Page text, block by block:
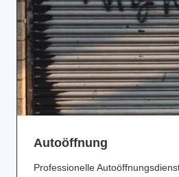
Аutoöffnung
Professionelle